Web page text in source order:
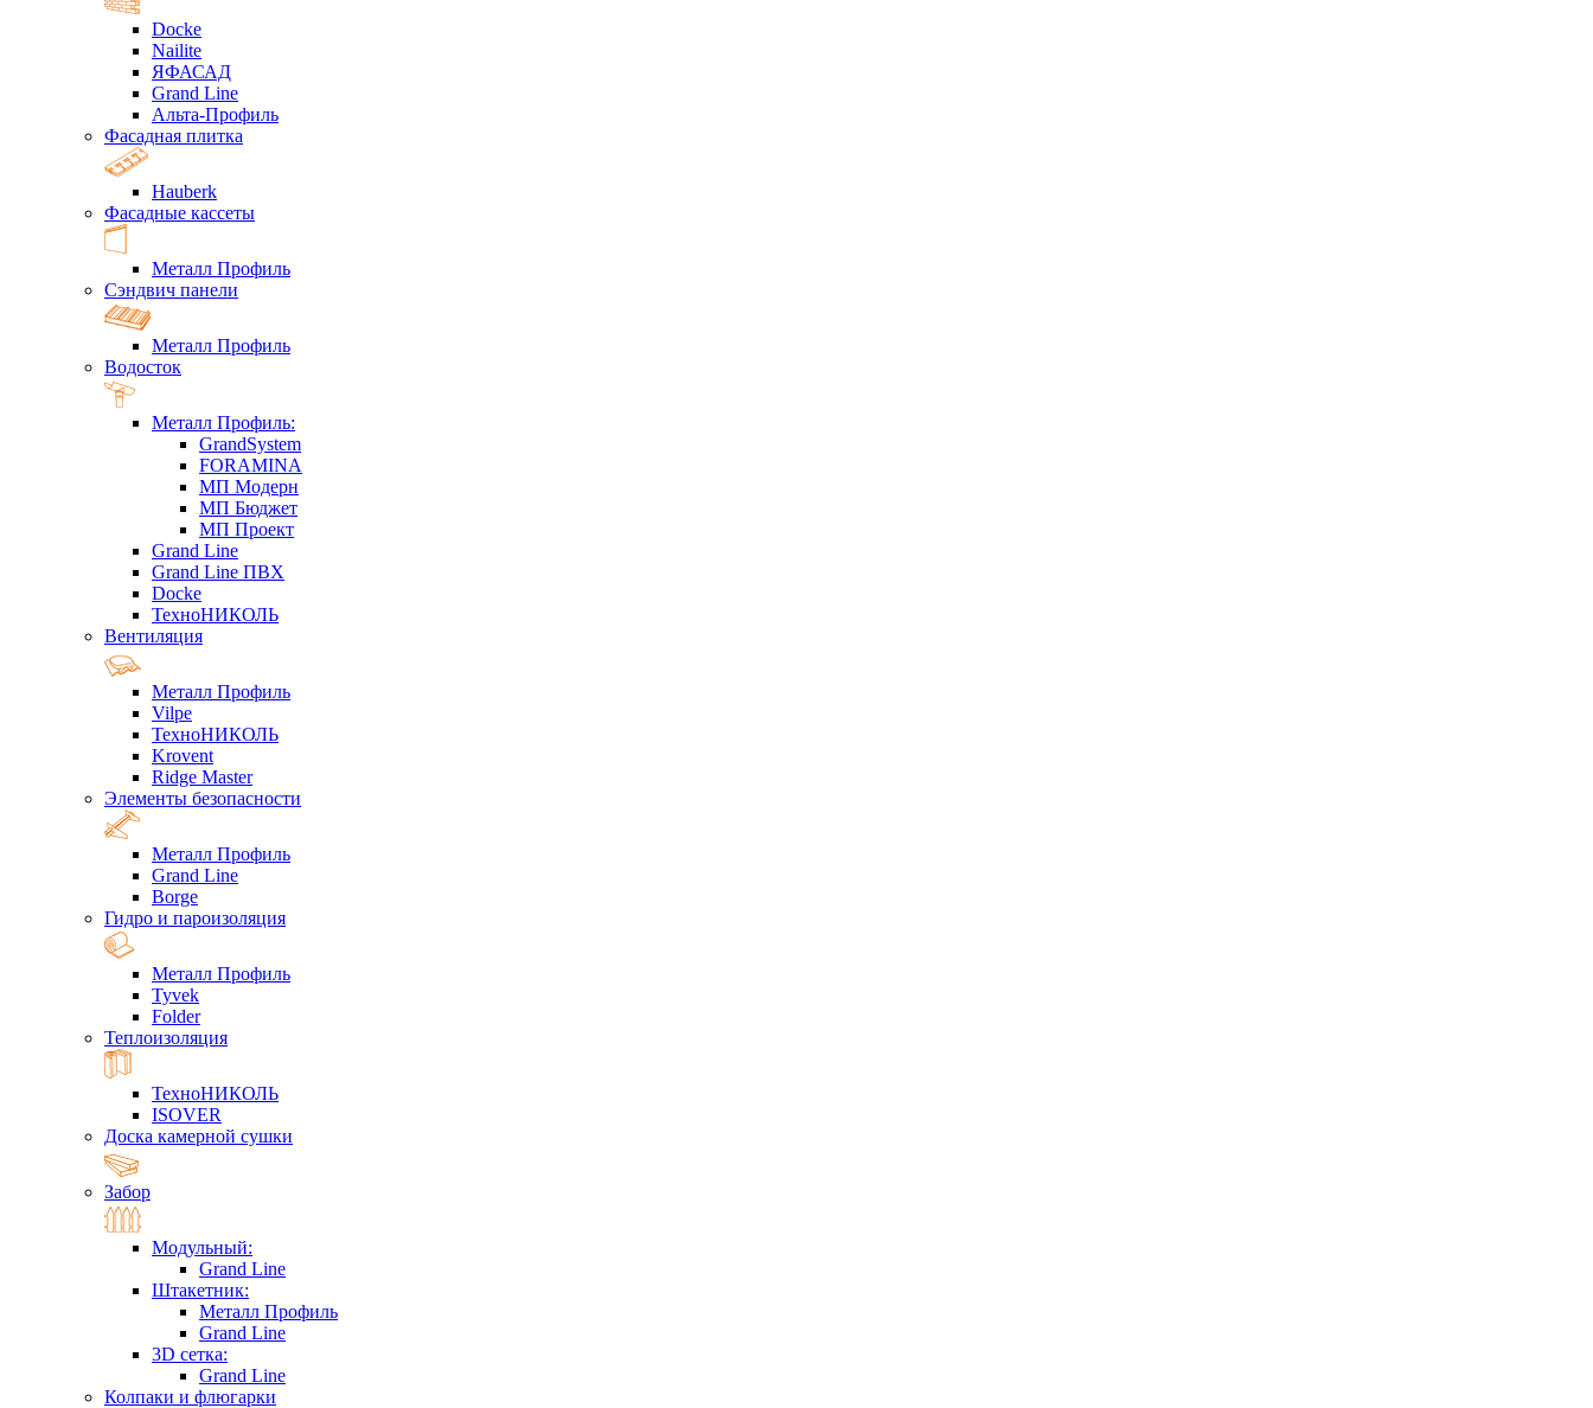
Docke
Nailite
ЯФАСАД
Grand Line
Альта-Профиль
Фасадная плитка
Hauberk
Фасадные кассеты
Металл Профиль
Сэндвич панели
Металл Профиль
Водосток
Металл Профиль:
GrandSystem
FORAMINA
МП Модерн
МП Бюджет
МП Проект
Grand Line
Grand Line ПВХ
Docke
ТехноНИКОЛЬ
Вентиляция
Металл Профиль
Vilpe
ТехноНИКОЛЬ
Krovent
Ridge Master
Элементы безопасности
Металл Профиль
Grand Line
Borge
Гидро и пароизоляция
Металл Профиль
Tyvek
Folder
Теплоизоляция
ТехноНИКОЛЬ
ISOVER
Доска камерной сушки
Забор
Модульный:
Grand Line
Штакетник:
Металл Профиль
Grand Line
3D сетка:
Grand Line
Колпаки и флюгарки